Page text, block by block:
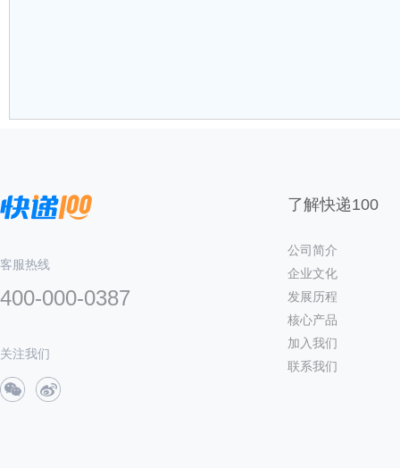
客服热线
400-000-0387
关注我们
了解快递100
公司简介
企业文化
发展历程
核心产品
加入我们
联系我们